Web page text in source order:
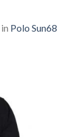
in Polo Sun68